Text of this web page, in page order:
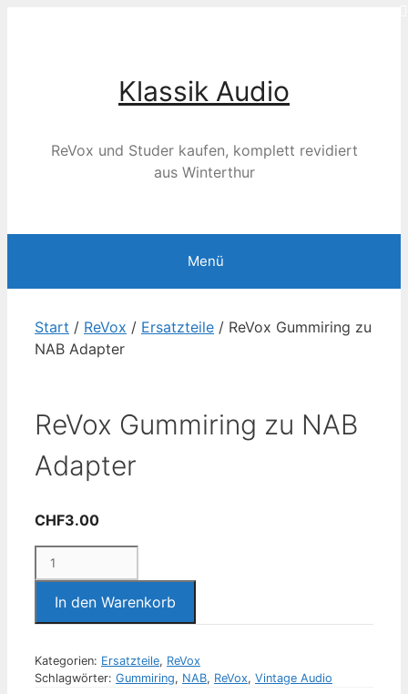
Klassik Audio
ReVox und Studer kaufen, komplett revidiert
aus Winterthur
Menü
Start / ReVox / Ersatzteile / ReVox Gummiring zu
NAB Adapter
ReVox Gummiring zu NAB
Adapter
CHF3.00
ReVox
Gummiring
NAB
Menge
In den Warenkorb
Kategorien: Ersatzteile, ReVox
Schlagwörter: Gummiring, NAB, ReVox, Vintage Audio